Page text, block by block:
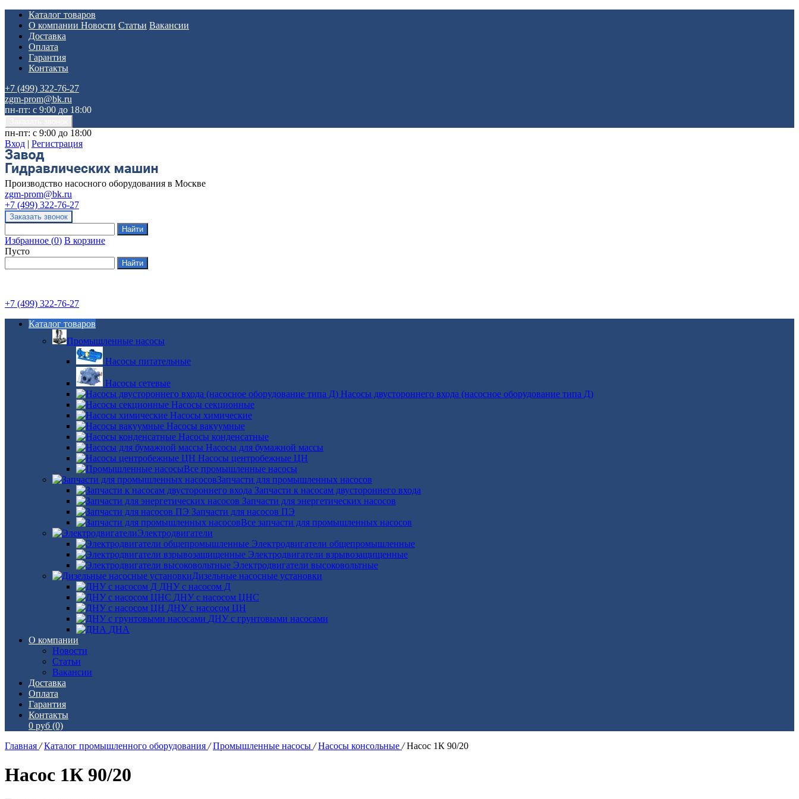
Каталог товаров
О компании Новости Статьи Вакансии
Доставка
Оплата
Гарантия
Контакты
+7 (499) 322-76-27
zgm-prom@bk.ru
пн-пт: с 9:00 до 18:00
пн-пт: с 9:00 до 18:00
Вход | Регистрация
Производство насосного оборудования в Москве
zgm-prom@bk.ru
+7 (499) 322-76-27
Избранное (0) В корзине
Пусто
+7 (499) 322-76-27
Каталог товаров
Промышленные насосы
Насосы питательные
Насосы сетевые
Насосы двустороннего входа (насосное оборудование типа Д)
Насосы секционные
Насосы химические
Насосы вакуумные
Насосы конденсатные
Насосы для бумажной массы
Насосы центробежные ЦН
Все промышленные насосы
Запчасти для промышленных насосов
Запчасти к насосам двустороннего входа
Запчасти для энергетических насосов
Запчасти для насосов ПЭ
Все запчасти для промышленных насосов
Электродвигатели
Электродвигатели общепромышленные
Электродвигатели взрывозащищенные
Электродвигатели высоковольтные
Дизельные насосные установки
ДНУ с насосом Д
ДНУ с насосом ЦНС
ДНУ с насосом ЦН
ДНУ с грунтовыми насосами
ДНА
О компании
Новости
Статьи
Вакансии
Доставка
Оплата
Гарантия
Контакты
0 руб (0)
Главная / Каталог промышленного оборудования / Промышленные насосы / Насосы консольные / Насос 1К 90/20
Насос 1К 90/20